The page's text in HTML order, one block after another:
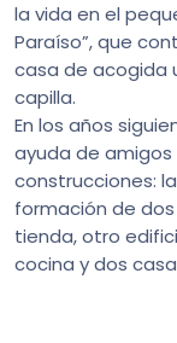
la vida en el
Paraíso”, que
casa de acogida
capilla.
En los años
ayuda de amigos
construcciones:
formación de
tienda, otro
cocina y dos